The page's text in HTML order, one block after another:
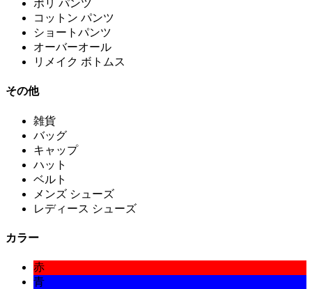
ポリ パンツ
コットン パンツ
ショートパンツ
オーバーオール
リメイク ボトムス
その他
雑貨
バッグ
キャップ
ハット
ベルト
メンズ シューズ
レディース シューズ
カラー
赤
青